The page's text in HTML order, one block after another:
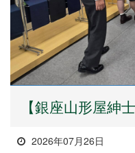
【銀座山形屋紳
2026年07月26日